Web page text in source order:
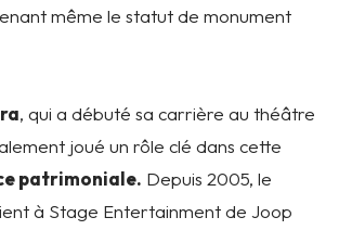
même le statut de monument
, qui a débuté sa carrière au théâtre
joué un rôle clé dans cette
patrimoniale. Depuis 2005, le
à Stage Entertainment de Joop